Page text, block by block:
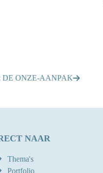
DE ONZE-AANPAK
NAAR
Thema's
Portfolio